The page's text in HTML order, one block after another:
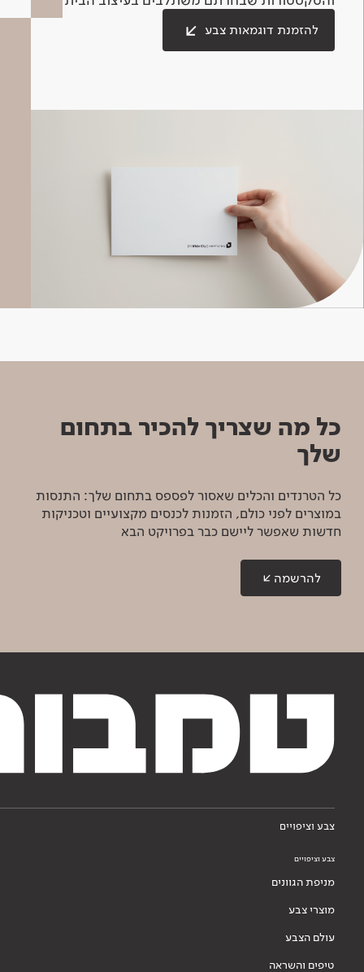
להזמנת דוגמאות צבע
כל מה שצריך להכיר בתחום
שלך
כל הטרנדים והכלים שאסור לפספס בתחום שלך: התנסות
במוצרים לפני כולם, הזמנות לכנסים מקצועיים וטכניקות
חדשות שאפשר ליישם כבר בפרויקט הבא
להרשמה
צבע וציפויים
צבע וציפויים
מניפת הגוונים
מוצרי צבע
עולם הצבע
טיפים והשראה